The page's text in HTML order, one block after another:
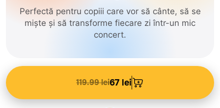
Perfectă pentru copiii care vor să cânte, să se
miște și să transforme fiecare zi într-un mic
concert.
119.99 lei67 lei